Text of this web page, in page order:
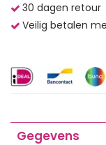
30 dagen retour
Veilig betalen
Gegevens